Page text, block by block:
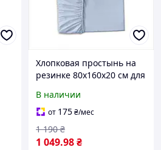
Хлопковая простынь на
резинке 80х160х20 см для
P85672B29X
В наличии
от 175₴/мес
1 049.98₴
1 190 ₴